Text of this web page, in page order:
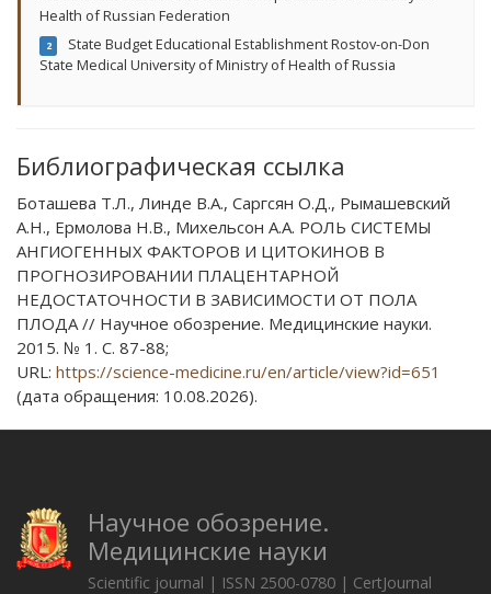
Health of Russian Federation
2
State Budget Educational Establishment Rostov-on-Don
State Medical University of Ministry of Health of Russia
Библиографическая ссылка
Боташева Т.Л., Линде В.А., Саргсян О.Д., Рымашевский
А.Н., Ермолова Н.В., Михельсон А.А. РОЛЬ СИСТЕМЫ
АНГИОГЕННЫХ ФАКТОРОВ И ЦИТОКИНОВ В
ПРОГНОЗИРОВАНИИ ПЛАЦЕНТАРНОЙ
НЕДОСТАТОЧНОСТИ В ЗАВИСИМОСТИ ОТ ПОЛА
ПЛОДА // Научное обозрение. Медицинские науки.
2015. № 1. С. 87-88;
URL: https://science-medicine.ru/en/article/view?id=651
(дата обращения: 10.08.2026).
Научное обозрение.
Медицинские науки
Scientific journal | ISSN 2500-0780 | CertJournal